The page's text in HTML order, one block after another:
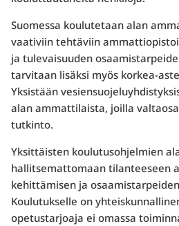
Suomessa koulutetaan alan
vaativiin tehtäviin
ja tulevaisuuden
tarvitaan lisäksi myös korkea-
Yksistään
alan ammattilaista, joilla
tutkinto.
Yksittäisten koulutusohjelmien
hallitsemattomaan tilanteeseen
kehittämisen ja
Koulutukselle on
opetustarjoaja ei omassa